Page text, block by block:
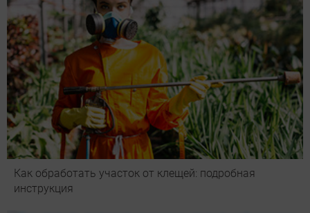
Как обработать участок от клещей: подробная
инструкция